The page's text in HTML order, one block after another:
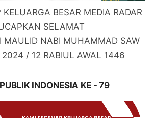
KELUARGA BESAR MEDIA RADAR
SELAMAT
MAULID NABI MUHAMMAD SAW
2024 / 12 RABIUL AWAL 1446
INDONESIA KE - 79